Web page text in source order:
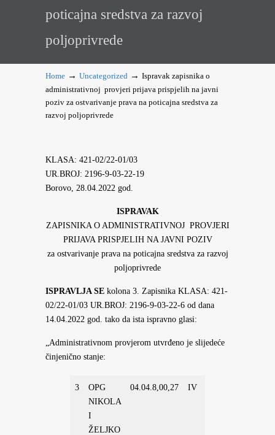
poticajna sredstva za razvoj
poljoprivrede
Home → Uncategorized → Ispravak zapisnika o
administrativnoj provjeri prijava prispjelih na javni
poziv za ostvarivanje prava na poticajna sredstva za
razvoj poljoprivrede
KLASA: 421-02/22-01/03
UR.BROJ: 2196-9-03-22-19
Borovo, 28.04.2022 god.
ISPRAVAK
ZAPISNIKA O ADMINISTRATIVNOJ PROVJERI
PRIJAVA PRISPJELIH NA JAVNI POZIV
za ostvarivanje prava na poticajna sredstva za razvoj
poljoprivrede
ISPRAVLJA SE kolona 3. Zapisnika KLASA: 421-
02/22-01/03 UR.BROJ: 2196-9-03-22-6 od dana
14.04.2022 god. tako da ista ispravno glasi:
„Administrativnom provjerom utvrđeno je slijedeće
činjenično stanje:
3
OPG
NIKOLA
I
ŽELJKO
04.04.8,00,27 IV